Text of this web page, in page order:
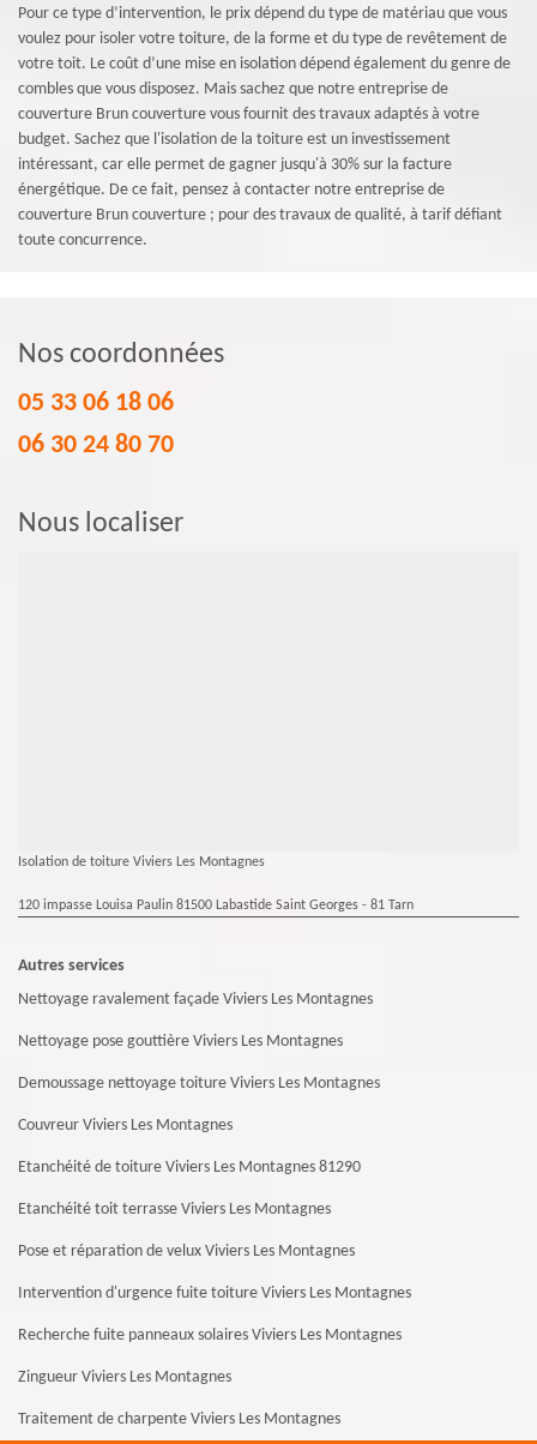
Pour ce type d’intervention, le prix dépend du type de matériau que vous
voulez pour isoler votre toiture, de la forme et du type de revêtement de
votre toit. Le coût d’une mise en isolation dépend également du genre de
combles que vous disposez. Mais sachez que notre entreprise de
couverture Brun couverture vous fournit des travaux adaptés à votre
budget. Sachez que l'isolation de la toiture est un investissement
intéressant, car elle permet de gagner jusqu'à 30% sur la facture
énergétique. De ce fait, pensez à contacter notre entreprise de
couverture Brun couverture ; pour des travaux de qualité, à tarif défiant
toute concurrence.
Nos coordonnées
05 33 06 18 06
06 30 24 80 70
Nous localiser
Isolation de toiture Viviers Les Montagnes
120 impasse Louisa Paulin 81500 Labastide Saint Georges - 81 Tarn
Autres services
Nettoyage ravalement façade Viviers Les Montagnes
Nettoyage pose gouttière Viviers Les Montagnes
Demoussage nettoyage toiture Viviers Les Montagnes
Couvreur Viviers Les Montagnes
Etanchéité de toiture Viviers Les Montagnes 81290
Etanchéité toit terrasse Viviers Les Montagnes
Pose et réparation de velux Viviers Les Montagnes
Intervention d'urgence fuite toiture Viviers Les Montagnes
Recherche fuite panneaux solaires Viviers Les Montagnes
Zingueur Viviers Les Montagnes
Traitement de charpente Viviers Les Montagnes